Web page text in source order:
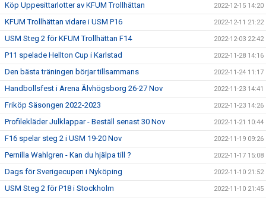
Köp Uppesittarlotter av KFUM Trollhättan 2022-12-15 14:20
KFUM Trollhättan vidare i USM P16 2022-12-11 21:22
USM Steg 2 för KFUM Trollhättan F14 2022-12-03 22:42
P11 spelade Hellton Cup i Karlstad 2022-11-28 14:16
Den bästa träningen börjar tillsammans 2022-11-24 11:17
Handbollsfest i Arena Älvhögsborg 26-27 Nov 2022-11-23 14:41
Friköp Säsongen 2022-2023 2022-11-23 14:26
Profilekläder Julklappar - Beställ senast 30 Nov 2022-11-21 10:44
F16 spelar steg 2 i USM 19-20 Nov 2022-11-19 09:26
Pernilla Wahlgren - Kan du hjälpa till ? 2022-11-17 15:08
Dags för Sverigecupen i Nyköping 2022-11-10 21:52
USM Steg 2 för P18 i Stockholm 2022-11-10 21:45